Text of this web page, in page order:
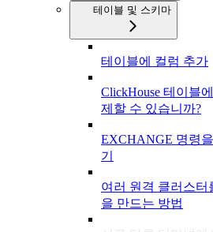
테이블 및 스키마
테이블에 컬럼 추가
ClickHouse 테이블
제할 수 있습니까?
EXCHANGE 명령
기
여러 원격 클러스터
을 만드는 방법